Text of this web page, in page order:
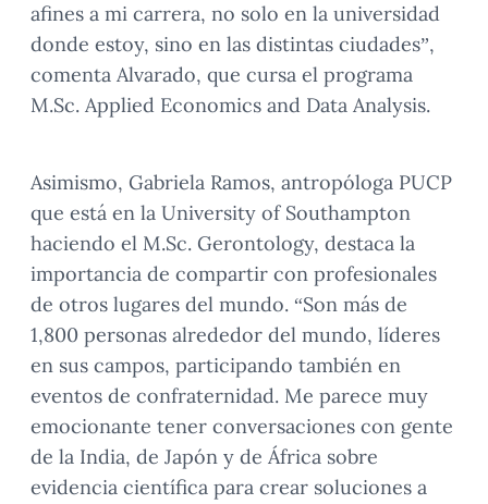
afines a mi carrera, no solo en la universidad
donde estoy, sino en las distintas ciudades”,
comenta Alvarado, que cursa el programa
M.Sc. Applied Economics and Data Analysis.
Asimismo, Gabriela Ramos, antropóloga PUCP
que está en la University of Southampton
haciendo el M.Sc. Gerontology, destaca la
importancia de compartir con profesionales
de otros lugares del mundo. “Son más de
1,800 personas alrededor del mundo, líderes
en sus campos, participando también en
eventos de confraternidad. Me parece muy
emocionante tener conversaciones con gente
de la India, de Japón y de África sobre
evidencia científica para crear soluciones a